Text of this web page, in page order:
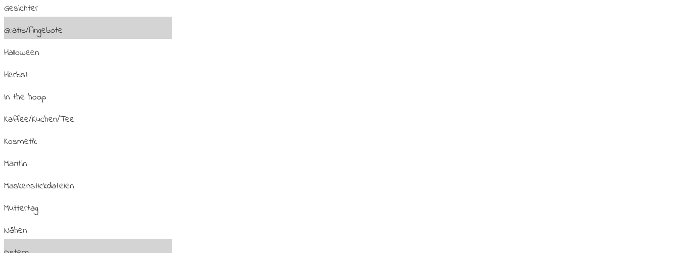
Gesichter
Gratis/Angebote
Halloween
Herbst
In the hoop
Kaffee/Kuchen/Tee
Kosmetik
Maritin
Maskenstickdateien
Muttertag
Nähen